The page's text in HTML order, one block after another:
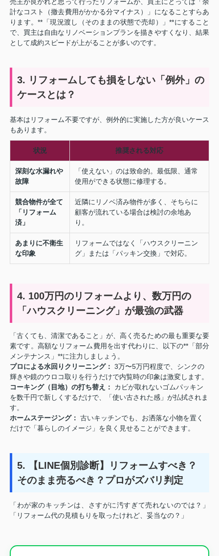
計なコスト（撤去費用がかかる分マイナス）」になることすらあ
ります。**「現況渡し（そのままの状態で売却）」**にすること
で、買主は自由なリノベーションプランを描きやすくなり、結果
として成約スピードが上がることが多いのです。
3. リフォームしても損をしない「例外」の
ケースとは？
基本はリフォーム不要ですが、例外的に実施した方が良いケース
もあります。
状況 推奨される対応
深刻な水漏れや
故障
「使えない」のは致命的。最低限、通常
使用ができる状態に修理する。
競合物件が全て
「リフォーム
済」
近隣にリノベ済み物件が多く、そちらに
顧客が流れている場合は検討の余地あ
り。
あまりに不衛生
な印象
リフォームではなく「ハウスクリーニン
グ」または「パッキン交換」で対応。
4. 100万円のリフォームより、数万円の
「ハウスクリーニング」が最強の武器
「古くても、清潔であること」が、高く売るための最も重要な要
素です。高額なリフォーム費用を出す代わりに、以下の**「部分
メンテナンス」**に注力しましょう。
プロによる水回りクリーニング： 3万〜5万円程度で、シンクの
輝きや鏡のウロコ取りを行うだけで内覧時の印象は激変します。
コーキング（目地）の打ち替え：
カビが取れないゴムパッキン
を数千円で新しくするだけで、「使い古された感」が払拭されま
す。
ホームステージング： 古いキッチンでも、お洒落な小物を置く
だけで「暮らしのイメージ」を良く見せることができます。
5. 【LINE個別診断】リフォームすべき？
そのまま売るべき？プロがズバリ判定
「わが家のキッチンは、さすがに汚すぎて売れないのでは？」
「リフォーム代の見積もりを取ったけれど、妥当なの？」